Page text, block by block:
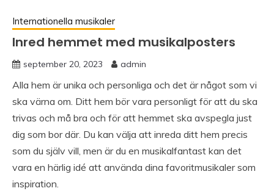
Internationella musikaler
Inred hemmet med musikalposters
september 20, 2023 admin
Alla hem är unika och personliga och det är något som vi
ska värna om. Ditt hem bör vara personligt för att du ska
trivas och må bra och för att hemmet ska avspegla just
dig som bor där. Du kan välja att inreda ditt hem precis
som du själv vill, men är du en musikalfantast kan det
vara en härlig idé att använda dina favoritmusikaler som
inspiration.